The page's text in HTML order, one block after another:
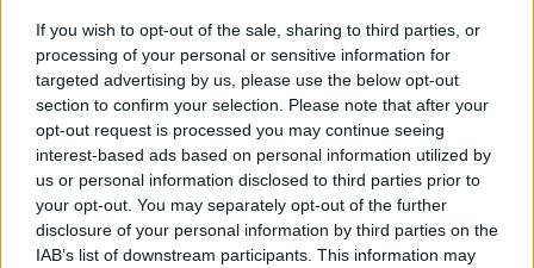
If you wish to opt-out of the sale, sharing to third parties, or
processing of your personal or sensitive information for
targeted advertising by us, please use the below opt-out
section to confirm your selection. Please note that after your
opt-out request is processed you may continue seeing
interest-based ads based on personal information utilized by
us or personal information disclosed to third parties prior to
your opt-out. You may separately opt-out of the further
disclosure of your personal information by third parties on the
IAB’s list of downstream participants. This information may